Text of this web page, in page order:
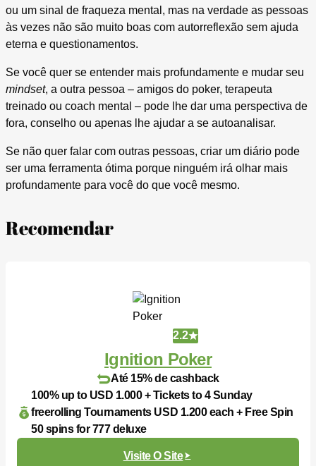
ou um sinal de fraqueza mental, mas na verdade as pessoas
às vezes não são muito boas com autorreflexão sem ajuda
eterna e questionamentos.
Se você quer se entender mais profundamente e mudar seu
mindset, a outra pessoa – amigos do poker, terapeuta
treinado ou coach mental – pode lhe dar uma perspectiva de
fora, conselho ou apenas lhe ajudar a se autoanalisar.
Se não quer falar com outras pessoas, criar um diário pode
ser uma ferramenta ótima porque ninguém irá olhar mais
profundamente para você do que você mesmo.
Recomendar
2.2
Ignition Poker
Até 15% de cashback
100% up to USD 1.000 + Tickets to 4 Sunday
freerolling Tournaments USD 1.200 each + Free Spin
50 spins for 777 deluxe
Visite O Site